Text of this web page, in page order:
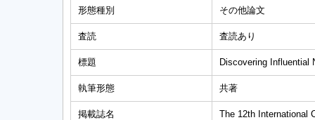
形態種別 その他論文
査読 査読あり
標題 Discovering Influential
執筆形態 共著
掲載誌名 The 12th International